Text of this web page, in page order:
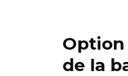
Option
de la